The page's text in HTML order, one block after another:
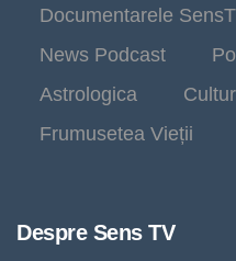
Documentarele
News Podcast
Astrologica
Frumusetea Vieții
Despre Sens TV